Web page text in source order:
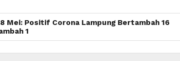
Mei: Positif Corona Lampung Bertambah 16
1